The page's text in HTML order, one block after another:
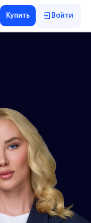
Купить Войти